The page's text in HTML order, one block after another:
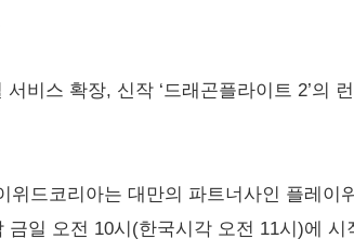
비스 확장, 신작 ‘드래곤플라이트 2’의
위드코리아는 대만의 파트너사인 플레이
일 오전 10시(한국시각 오전 11시)에 시